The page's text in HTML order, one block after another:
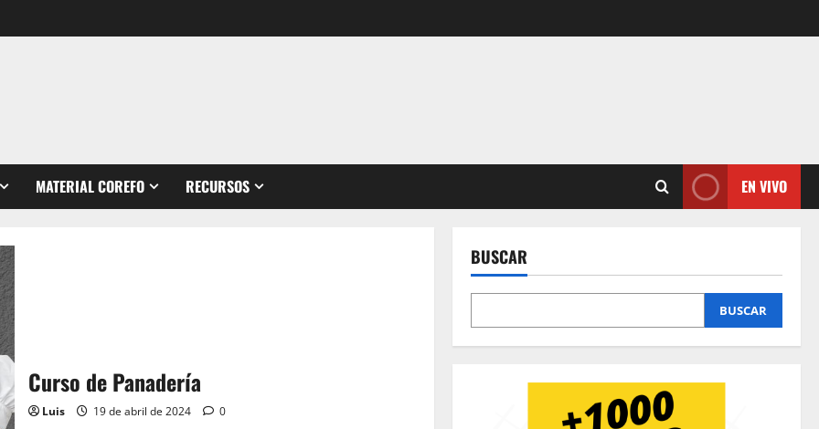
MATERIAL COREFO RECURSOS EN VIVO
Curso de Panadería
Luis 19 de abril de 2024 0
BUSCAR
BUSCAR